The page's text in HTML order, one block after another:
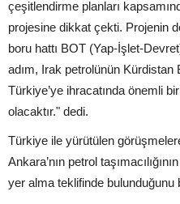
çeşitlendirme planları
projesine dikkat çekti. Projenin
boru hattı BOT (Yap-İşlet-
adım, Irak petrolünün Kürdistan
Türkiye’ye ihracatında önemli
olacaktır." dedi.
Türkiye ile yürütülen
Ankara’nın petrol
yer alma teklifinde bulunduğunu